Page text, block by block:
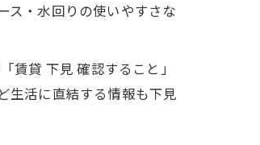
ス・水回りの使いやすさな
賃貸 下見 確認すること」
生活に直結する情報も下見